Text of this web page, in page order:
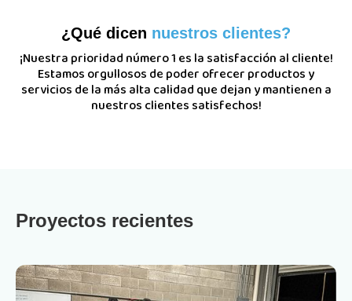
¿Qué dicen nuestros clientes?
¡Nuestra prioridad número 1 es la satisfacción al cliente!
Estamos orgullosos de poder ofrecer productos y
servicios de la más alta calidad que dejan y mantienen a
nuestros clientes satisfechos!
Proyectos recientes